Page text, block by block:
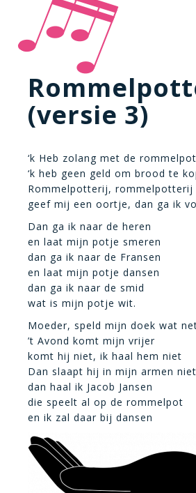
(versie 3)
‘k Heb zolang met de
‘k heb geen geld om brood te
Rommelpotterij, rommelpotterij
geef mij een oortje, dan ga ik
Dan ga ik naar de heren
en laat mijn potje smeren
dan ga ik naar de Fransen
en laat mijn potje dansen
dan ga ik naar de smid
wat is mijn potje wit.
Moeder, speld mijn doek wat
’t Avond komt mijn vrijer
komt hij niet, ik haal hem niet
Dan slaapt hij in mijn armen niet
dan haal ik Jacob Jansen
die speelt al op de rommelpot
en ik zal daar bij dansen